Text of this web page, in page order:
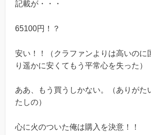
記載が・・・
65100円！？
安い！！（クラファンよりは高いのに
り遥かに安くてもう平常心を失った）
ああ、もう買うしかない。（ありがた
たしの）
心に火のついた俺は購入を決意！！